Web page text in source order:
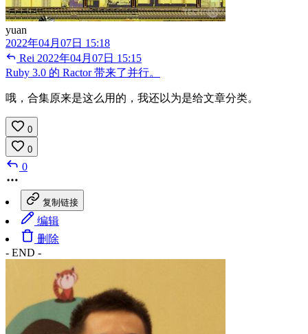
yuan
2022年04月07日 15:18
Rei 2022年04月07日 15:15
Ruby 3.0 的 Ractor 带来了并行。
哦，合集原来是这么用的，我还以为是给文章分类。
0
0
0
复制链接
编辑
删除
- END -